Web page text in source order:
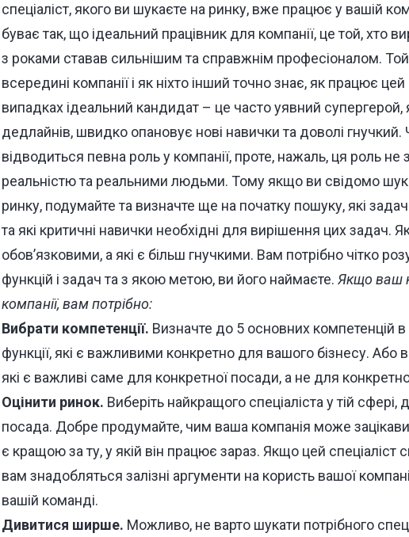
спеціаліст, якого ви шукаєте на ринку, вже працює у вашій
буває так, що ідеальний працівник для компанії, це той, хто
з роками ставав сильнішим та справжнім професіоналом.
всередині компанії і як ніхто інший точно знає, як працює
випадках ідеальний кандидат – це часто уявний
дедлайнів, швидко опановує нові навички та доволі
відводиться певна роль у компанії, проте, нажаль, ця роль
реальністю та реальними людьми. Тому якщо ви свідомо
ринку, подумайте та визначте ще на початку пошуку, які
та які критичні навички необхідні для вирішення цих задач.
обов’язковими, а які є більш гнучкими. Вам потрібно чітко
функцій і задач та з якою метою, ви його наймаєте. Якщо ваш
компанії, вам потрібно:
Вибрати компетенції. Визначте до 5 основних компетенцій
функції, які є важливими конкретно для вашого бізнесу. Або
які є важливі саме для конкретної посади, а не для
Оцінити ринок. Виберіть найкращого спеціаліста у тій сфері,
посада. Добре продумайте, чим ваша компанія може
є кращою за ту, у якій він працює зараз. Якщо цей спеціаліст
вам знадобляться залізні аргументи на користь вашої
вашій команді.
Дивитися ширше. Можливо, не варто шукати потрібного